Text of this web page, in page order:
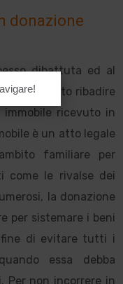
donazione
dibattuta ed al
è giusto ribadire
ricevuto in
è un atto legale
familiare per
come le rivalse dei
la donazione
per sistemare i beni
fine di evitare tutti i
essa debba
Per non incorrere in